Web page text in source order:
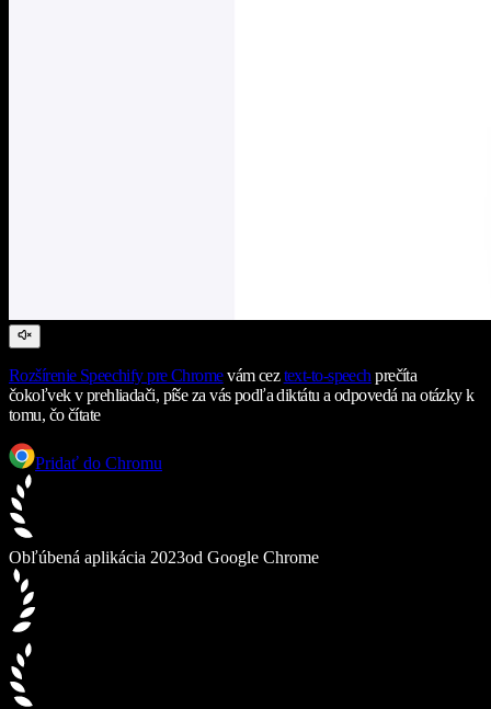
Rozšírenie Speechify pre Chromevám ceztext-to-speech prečíta
čokoľvek v prehliadači, píše za vás podľa diktátu a odpovedá na otázky k
tomu, čo čítate
Pridať do Chromu
Obľúbená aplikácia 2023od Google Chrome